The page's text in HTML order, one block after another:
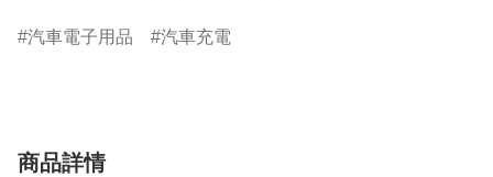
汽車電子用品 汽車充電
商品詳情